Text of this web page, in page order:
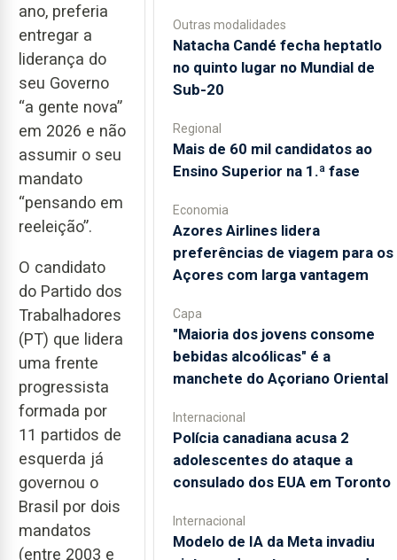
ano, preferia
entregar a
liderança do
seu Governo
“a gente nova”
em 2026 e não
assumir o seu
mandato
“pensando em
reeleição”.
O candidato
do Partido dos
Trabalhadores
(PT) que lidera
uma frente
progressista
formada por
11 partidos de
esquerda já
governou o
Brasil por dois
mandatos
(entre 2003 e
Outras modalidades
Natacha Candé fecha heptatlo
no quinto lugar no Mundial de
Sub-20
Regional
Mais de 60 mil candidatos ao
Ensino Superior na 1.ª fase
Economia
Azores Airlines lidera
preferências de viagem para os
Açores com larga vantagem
Capa
"Maioria dos jovens consome
bebidas alcoólicas" é a
manchete do Açoriano Oriental
Internacional
Polícia canadiana acusa 2
adolescentes do ataque a
consulado dos EUA em Toronto
Internacional
Modelo de IA da Meta invadiu